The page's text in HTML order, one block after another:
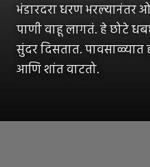
भंडारदरा धरण
पाणी वाहू लागतं. हे छोटे
सुंदर दिसतात. पावसाळ्यात
आणि शांत वाटतो.